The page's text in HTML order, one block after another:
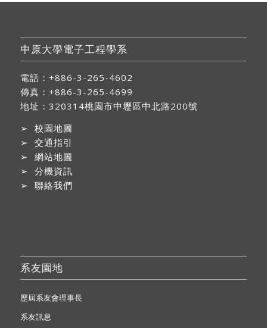
中原大學電子工程學系
電話：+886-3-265-4602
傳真：+886-3-265-4699
地址： 320314桃園市中壢區中北路200號
➢ 校園地圖
➢ 交通指引
➢ 網站地圖
➢ 分機資訊
➢ 聯絡我們
系友園地
歷屆系友會理事長
系友訊息